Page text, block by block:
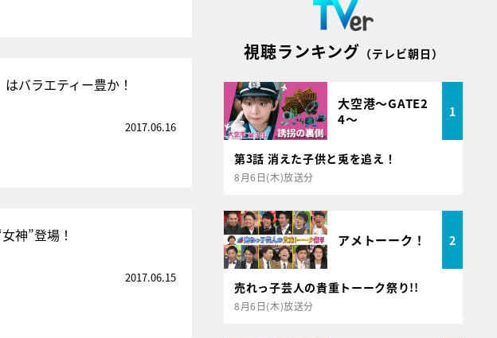
バラエティー豊か！
2017.06.16
神”登場！
2017.06.15
視聴ランキング （テレビ朝日）
大空港～GATE2
4～
1
第3話 消えた子供と兎を追え！
8月6日(木)放送分
アメトーーク！ 2
売れっ子芸人の貴重トーーク祭り!!
8月6日(木)放送分